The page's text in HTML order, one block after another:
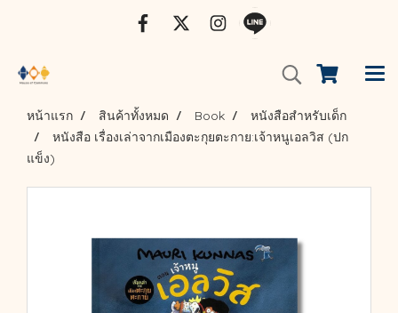
หน้าแรก สินค้าทั้งหมด Book
หนังสือสำหรับเด็ก
หนังสือ เรื่องเล่าจากเมืองตะกุยตะกาย:เจ้าหนูเอลวิส (ปก
แข็ง)